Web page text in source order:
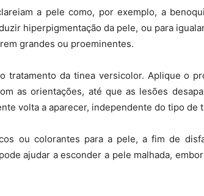
a pele como, por exemplo, a
hiperpigmentação da pele, ou para
grandes ou proeminentes.
tratamento da tinea versicolor. Aplique o
as orientações, até que as lesões
volta a aparecer, independente do tipo de
ou colorantes para a pele, a fim de
ajudar a esconder a pele malhada,